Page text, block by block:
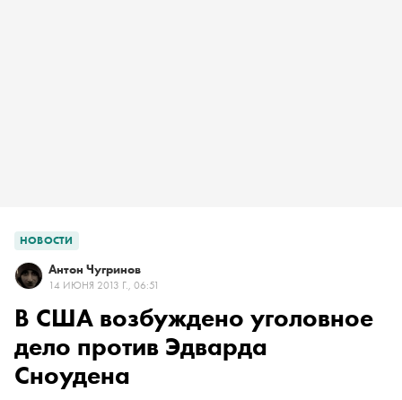
НОВОСТИ
Антон Чугринов
14 ИЮНЯ 2013 Г., 06:51
В США возбуждено уголовное
дело против Эдварда
Сноудена